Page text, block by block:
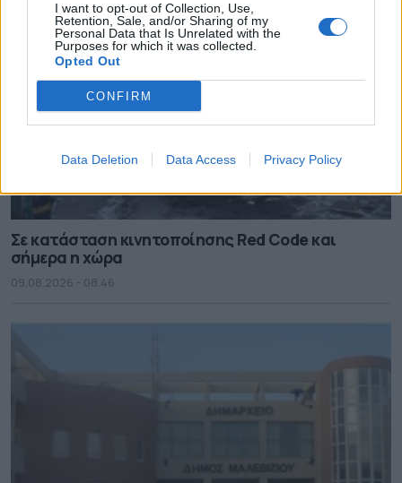
I want to opt-out of Collection, Use,
Retention, Sale, and/or Sharing of my
Personal Data that Is Unrelated with the
Purposes for which it was collected.
Opted Out
CONFIRM
Data Deletion Data Access Privacy Policy
Σε κατάσταση κινητοποίησης Red Code και
σήμερα η χώρα
09.08.2026 - 08.46